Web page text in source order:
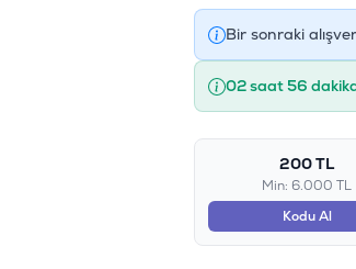
Bir sonraki
02 saat 56
200 TL
Min: 6.000 TL
Kodu Al